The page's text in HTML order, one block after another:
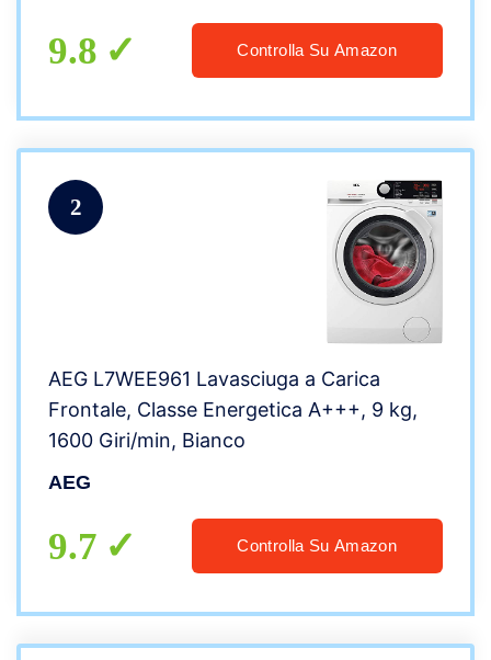
9.8 Controlla Su Amazon
2
AEG L7WEE961 Lavasciuga a Carica
Frontale, Classe Energetica A+++, 9 kg,
1600 Giri/min, Bianco
AEG
9.7 Controlla Su Amazon